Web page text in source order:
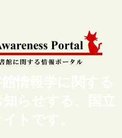
情報学に関する
らせする、国立
トです。